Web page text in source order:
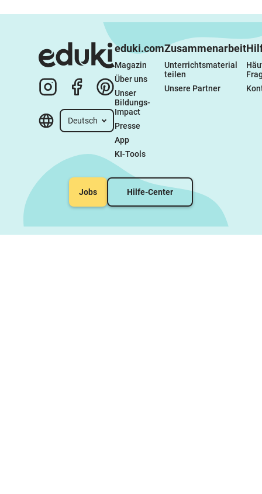
Freiarbeit mit Lösungen
Grundschule Klasse 4
Deutsch
eduki.com
Magazin
Über uns
Unser
Bildungs-
Impact
Presse
App
KI-Tools
Zusammenarbeit
Unterrichtsmaterial
teilen
Unsere Partner
Jobs Hilfe-Center